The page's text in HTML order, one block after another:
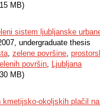
MB)
sistem ljubljanske
undergraduate thesis
, zelene površine,
površin, Ljubljana
MB)
kmetijsko-okoljskih plačil